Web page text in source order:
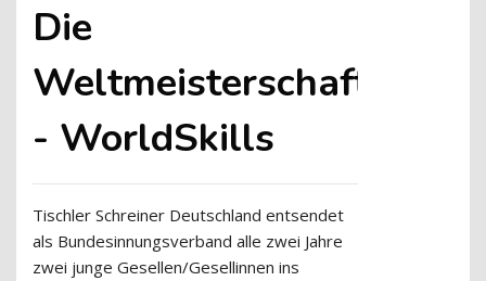
Die
Weltmeisterschaften
- WorldSkills
Tischler Schreiner Deutschland entsendet
als Bundesinnungsverband alle zwei Jahre
zwei junge Gesellen/Gesellinnen ins